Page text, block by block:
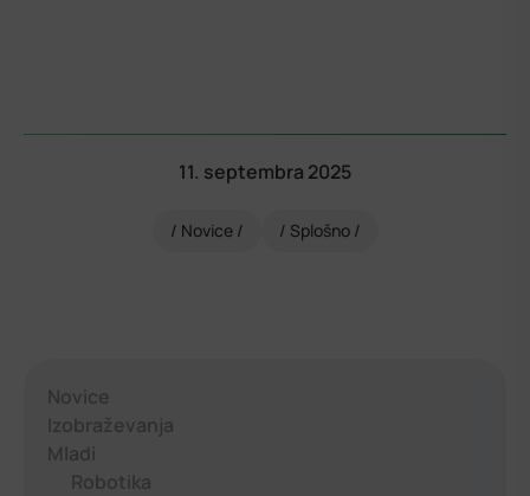
11. septembra 2025
Novice Splošno
Novice
Izobraževanja
Mladi
Robotika